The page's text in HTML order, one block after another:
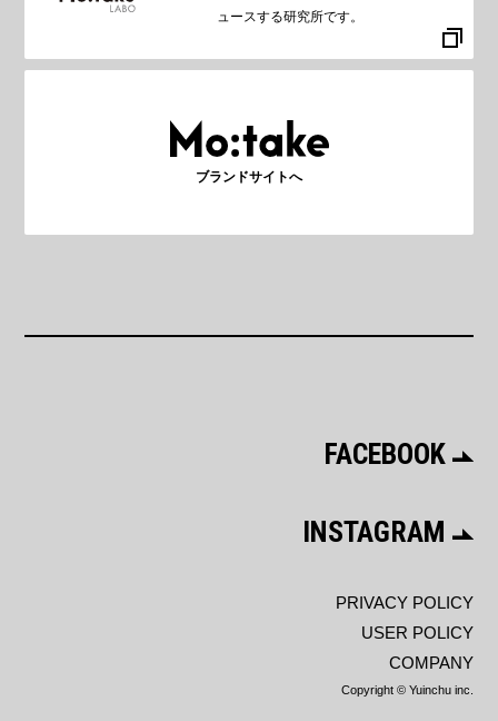
ュースする研究所です。
ブランドサイトへ
FACEBOOK
INSTAGRAM
PRIVACY POLICY
USER POLICY
COMPANY
Copyright © Yuinchu inc.